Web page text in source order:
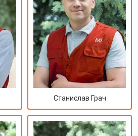
Станислав Грач